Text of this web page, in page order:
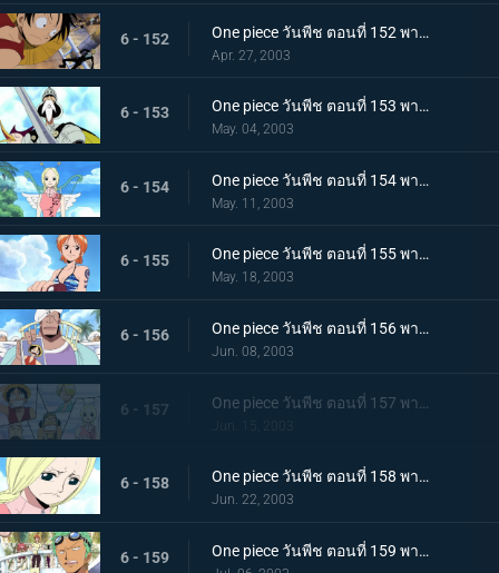
6 - 152 One piece วันพีช ตอนที่ 152 พากย์ไทย เดินทางสู่ท้องฟ้า มุ่งหน้าสู่น็อกอัปสตรีม
Apr. 27, 2003
6 - 153 One piece วันพีช ตอนที่ 153 พากย์ไทย นี่คือทะเลแห่งท้องฟ้า! อัศวินแห่งนภาและประตูสู่สรวงสวรรค์
May. 04, 2003
6 - 154 One piece วันพีช ตอนที่ 154 พากย์ไทย เกาะแห่งเทพ สกายเปียร์! นางฟ้าของหาดเมฆ
May. 11, 2003
6 - 155 One piece วันพีช ตอนที่ 155 พากย์ไทย สถานที่ศักดิ์สิทธิ์ต้องห้าม! เกาะของเทพพระเจ้า กับ โทษทัณฑ์จากสวรรค์
May. 18, 2003
6 - 156 One piece วันพีช ตอนที่ 156 พากย์ไทย ทำผิดกฎหมายอย่างงั้นหรอ? กฎหมายแห่งสกายเปียร์
Jun. 08, 2003
6 - 157
Jun. 15, 2003
6 - 158 One piece วันพีช ตอนที่ 158 พากย์ไทย กับดักที่ถนนเลิฟลี่! ก็อดเอเนล "ผู้ปราดเปรื่อง"
Jun. 22, 2003
6 - 159 One piece วันพีช ตอนที่ 159 พากย์ไทย ไปเลยการาสุมารุ! มุ่งสู่แท่นบูชายัญ